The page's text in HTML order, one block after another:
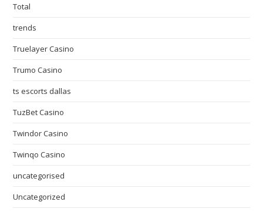
Total
trends
Truelayer Casino
Trumo Casino
ts escorts dallas
TuzBet Casino
Twindor Casino
Twinqo Casino
uncategorised
Uncategorized